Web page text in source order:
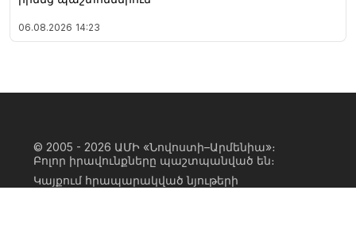
06.08.2026 14:23
© 2005 - 2026 ԱՄԻ «Նովոստի–Արմենիա»։
Բոլոր իրավունքները պաշտպանված են։
Կայքում հրապարակված նյութերի